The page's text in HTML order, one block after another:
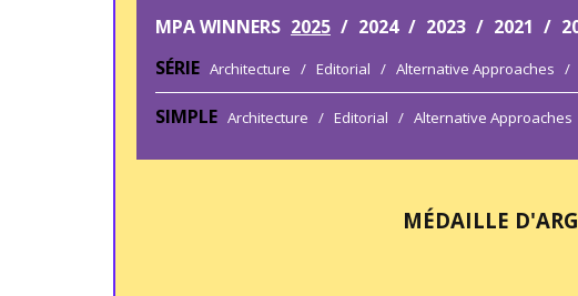
MPA WINNERS 2025 / 2024 / 2023 / 2021 /
SÉRIE Architecture / Editorial / Alternative Approaches /
SIMPLE Architecture / Editorial / Alternative Approaches
MÉDAILLE